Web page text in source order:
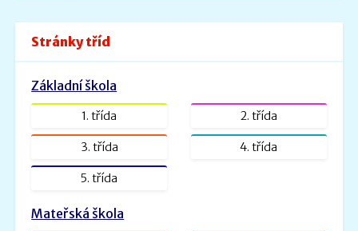
Povinné informace.pdf
Velikost: 240kb
ŠVP PV _ MŠ Rybička
ŠVP PV Rybička_web.doc.pdf
Zveřejněno: 31.1.2022
ŠVP - Veselá školička
Velikost: 2227kb
Stránky tříd
Základní škola
1. třída 2. třída
3. třída 4. třída
5. třída
Mateřská škola